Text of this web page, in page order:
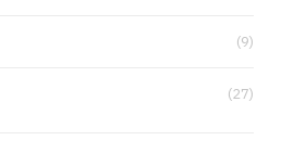
(9)
(27)